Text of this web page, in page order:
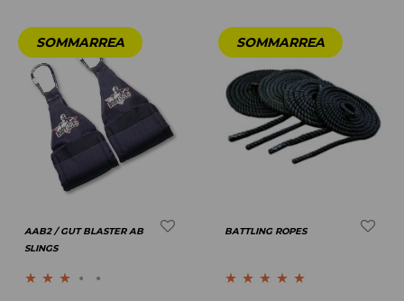
AAB2 / GUT BLASTER AB
SLINGS
BATTLING ROPES